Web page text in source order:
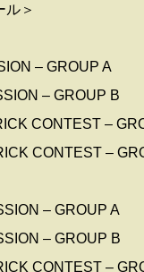
ル＞
– GROUP A
– GROUP B
CONTEST –
CONTEST –
– GROUP A
– GROUP B
CONTEST –